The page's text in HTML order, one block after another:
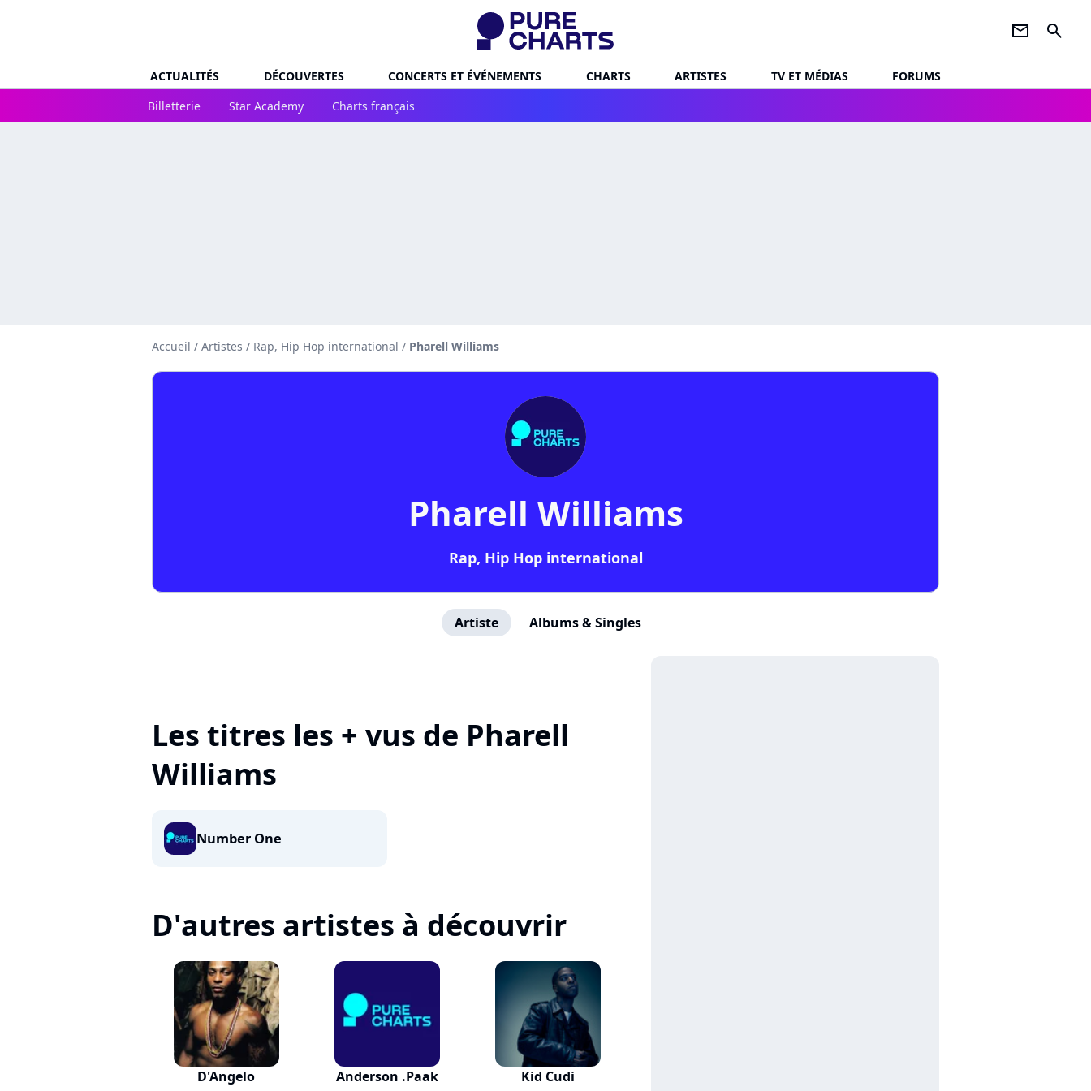
newsletter search
ACTUALITÉS DÉCOUVERTES CONCERTS ET ÉVÉNEMENTS CHARTS ARTISTES TV ET MÉDIAS
FORUMS
Billetterie
Star Academy Charts français
Accueil / Artistes / Rap, Hip Hop international / Pharell Williams
Pharell Williams
Rap, Hip Hop international
Artiste Albums & Singles
Les titres les + vus de Pharell
Williams
Number One
D'autres artistes à découvrir
D'Angelo Anderson .Paak Kid Cudi